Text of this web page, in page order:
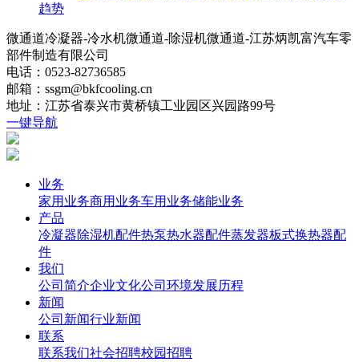
趋势
微通道冷凝器-冷水机微通道-除湿机微通道-江苏炳凯富汽车零
部件制造有限公司
电话：0523-82736585
邮箱：ssgm@bkfcooling.cn
地址：江苏省泰兴市黄桥镇工业园区兴园路99号
一键导航
业务
家用业务商用业务车用业务储能业务
产品
冷凝器除湿机配件热泵热水器配件蒸发器板式换热器配
件
我们
公司简介企业文化公司环境发展历程
新闻
公司新闻行业新闻
联系
联系我们社会招聘校园招聘